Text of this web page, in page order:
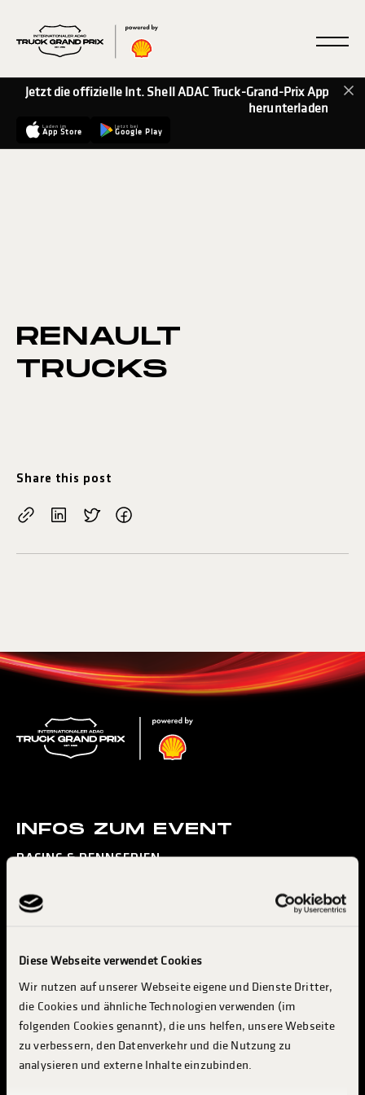
Diese Webseite verwendet Cookies
Wir nutzen auf unserer Webseite eigene und Dienste Dritter,
die Cookies und ähnliche Technologien verwenden (im
folgenden Cookies genannt), die uns helfen, unsere Webseite
zu verbessern, den Datenverkehr und die Nutzung zu
analysieren und externe Inhalte einzubinden.
Jetzt die offizielle Int. Shell ADAC Truck-Grand-Prix App
herunterladen
Laden im
App Store
Jetzt bei
Google Play
RENAULT
TRUCKS
Share this post
INFOS ZUM EVENT
RACING & RENNSERIEN
MESSE & INDUSTRY
TRUCKER CAMP
INDUSTRIE & AUSSTELLER
ABOUT TGP